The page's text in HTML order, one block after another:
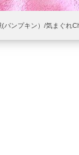
パンプキン）/気まぐれ